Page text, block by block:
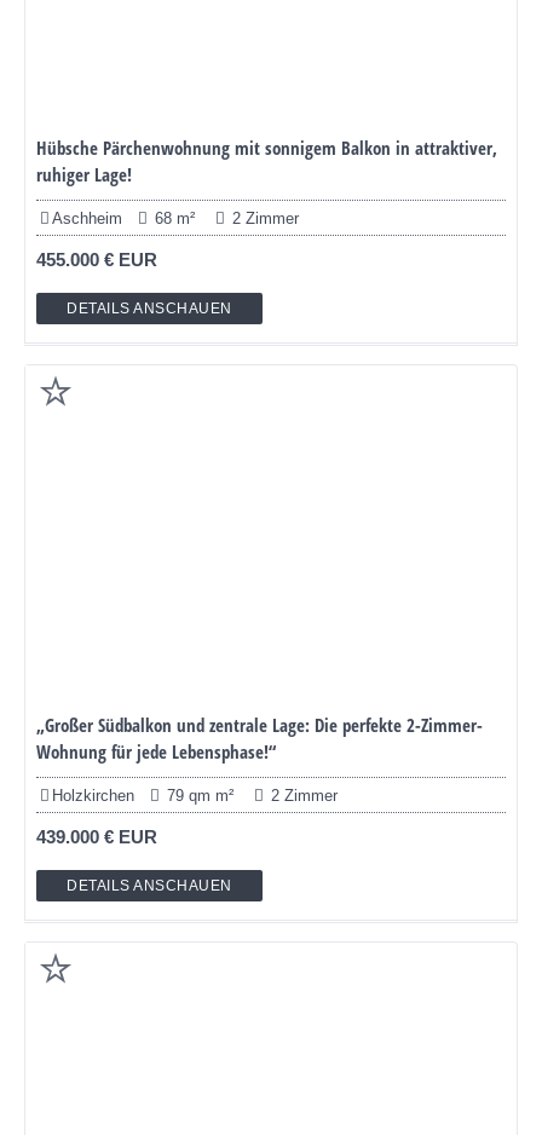
Hübsche Pärchenwohnung mit sonnigem Balkon in attraktiver,
ruhiger Lage!
Aschheim 68 m² 2 Zimmer
455.000 € EUR
DETAILS ANSCHAUEN
„Großer Südbalkon und zentrale Lage: Die perfekte 2-Zimmer-
Wohnung für jede Lebensphase!“
Holzkirchen 79 qm m² 2 Zimmer
439.000 € EUR
DETAILS ANSCHAUEN